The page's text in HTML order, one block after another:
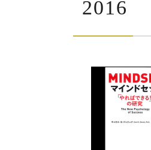
2016